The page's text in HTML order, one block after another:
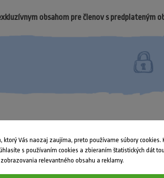
obsahom pre členov s predplateným
ktorý Vás naozaj zaujíma, preto používame súbory cookies.
s používaním cookies a zbieraním štatistických dát
relevantného obsahu a reklamy.